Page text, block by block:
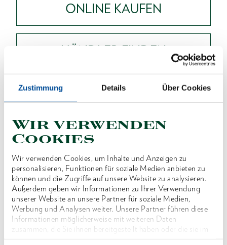
Zustimmung Details Über Cookies
Wir verwenden
Cookies
Wir verwenden Cookies, um Inhalte und Anzeigen zu
personalisieren, Funktionen für soziale Medien anbieten zu
können und die Zugriffe auf unsere Website zu analysieren.
Außerdem geben wir Informationen zu Ihrer Verwendung
unserer Website an unsere Partner für soziale Medien,
Werbung und Analysen weiter. Unsere Partner führen diese
Informationen möglicherweise mit weiteren Daten
zusammen, die Sie ihnen bereitgestellt haben oder die sie im
Rahmen Ihrer Nutzung der Dienste gesammelt haben. Unsere
ONLINE KAUFEN
HÄNDLER FINDEN
Produktlinie EAN4010886826041
Stückgeprüft, VDE isoliert bis 1000 V, nach EN
60900/IEC 60900, vollisolierte Klinge
Spitze nach DIN ISO 2380-1 Form A
3-Komponenten-Griff Power-Grip³ mit
Aufhängeloch
Ergonomische Griffform für präzises,
ermüdungsfreies Arbeiten
Formschlüssige Verbindung von Griff und Klinge